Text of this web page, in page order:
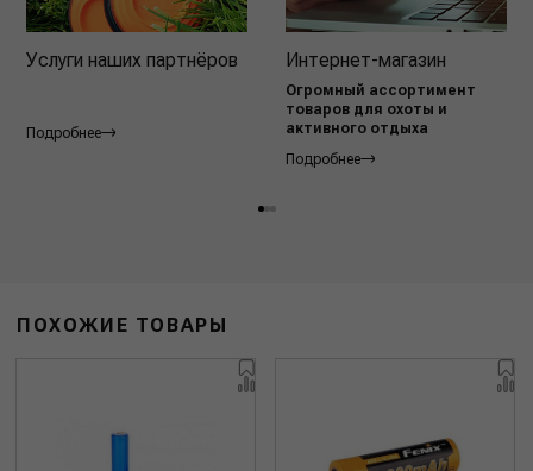
Услуги наших партнёров
Подробнее
Интернет-магазин
Огромный ассортимент
товаров для охоты и
активного отдыха
Подробнее
ПОХОЖИЕ ТОВАРЫ